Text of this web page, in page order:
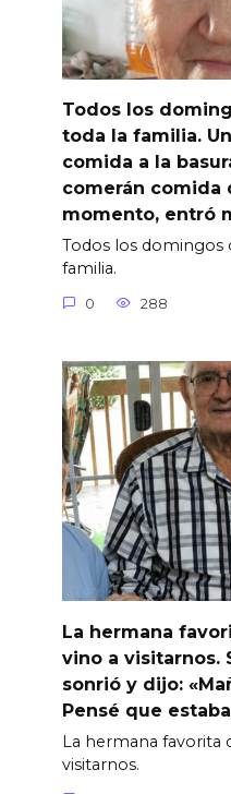
Todos los
toda la familia.
comida a la
comerán comida
momento, entró
Todos los domingos
familia.
0 288
La hermana
vino a visitarnos.
sonrió y dijo:
Pensé que
La hermana favorita
visitarnos.